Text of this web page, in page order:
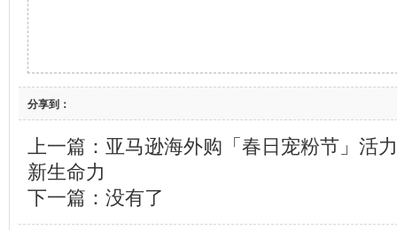
分享到：
上一篇： 亚马逊海外购「春日宠粉节」活
新生命力
下一篇：没有了